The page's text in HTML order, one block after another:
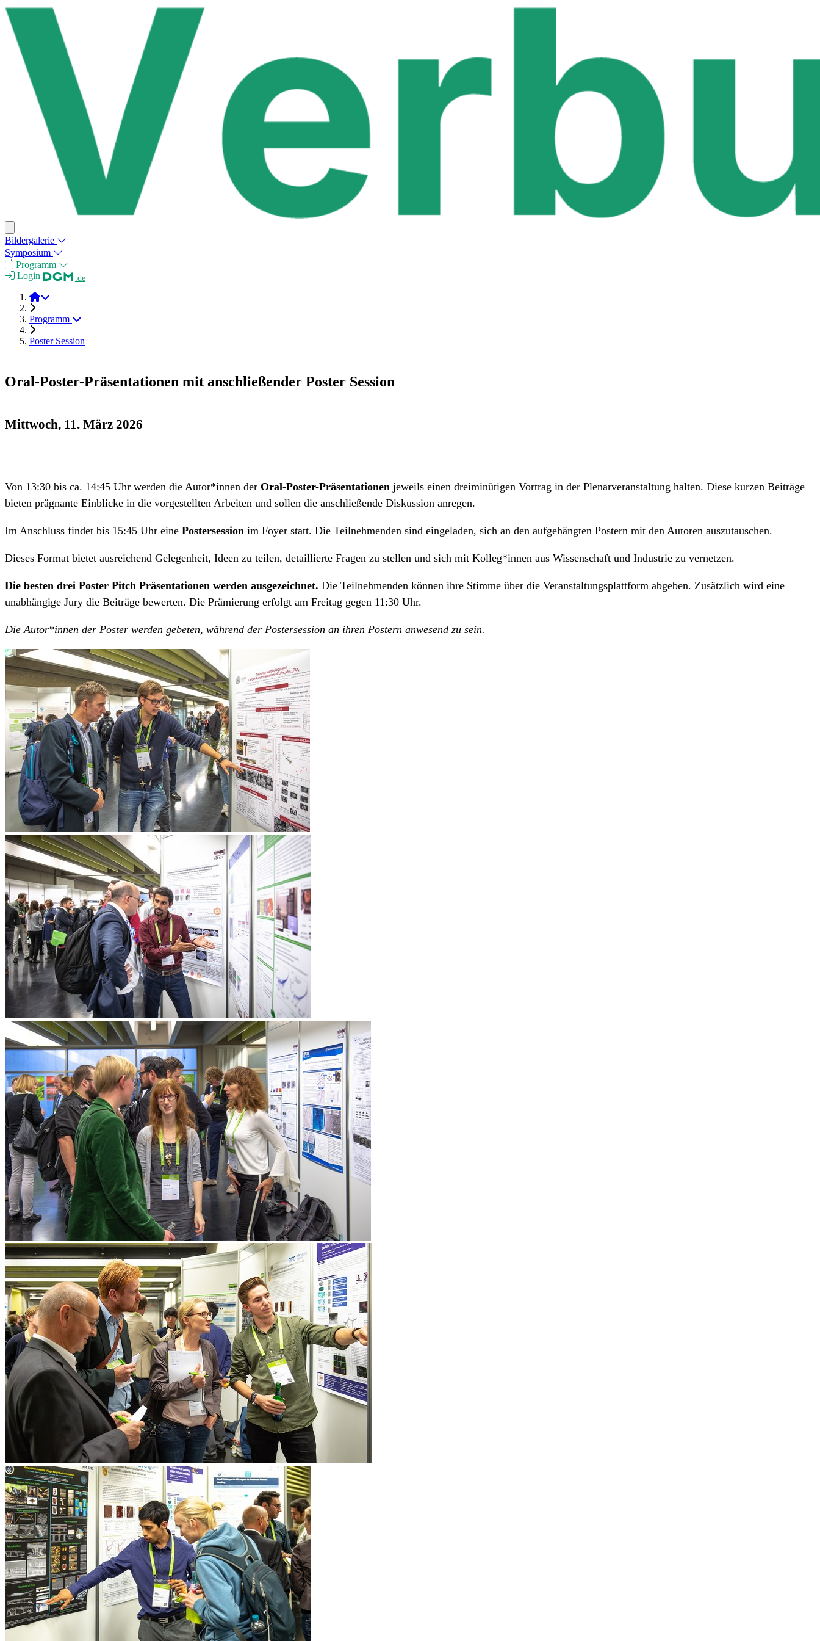
Bildergalerie
Symposium
Programm
Login
.de
Verbund 2026
Programm
Poster Session
Oral-Poster-Präsentationen mit anschließender Poster Session
Mittwoch, 11. März 2026
Von 13:30 bis ca. 14:45 Uhr werden die Autor*innen der Oral-Poster-Präsentationen jeweils einen dreiminütigen Vortrag in der Plenarveranstaltung halten. Diese kurzen Beiträge
bieten prägnante Einblicke in die vorgestellten Arbeiten und sollen die anschließende Diskussion anregen.
Im Anschluss findet bis 15:45 Uhr eine Postersession im Foyer statt. Die Teilnehmenden sind eingeladen, sich an den aufgehängten Postern mit den Autoren auszutauschen.
Dieses Format bietet ausreichend Gelegenheit, Ideen zu teilen, detaillierte Fragen zu stellen und sich mit Kolleg*innen aus Wissenschaft und Industrie zu vernetzen.
Die besten drei Poster Pitch Präsentationen werden ausgezeichnet. Die Teilnehmenden können ihre Stimme über die Veranstaltungsplattform abgeben. Zusätzlich wird eine
unabhängige Jury die Beiträge bewerten. Die Prämierung erfolgt am Freitag gegen 11:30 Uhr.
Die Autor*innen der Poster werden gebeten, während der Postersession an ihren Postern anwesend zu sein.